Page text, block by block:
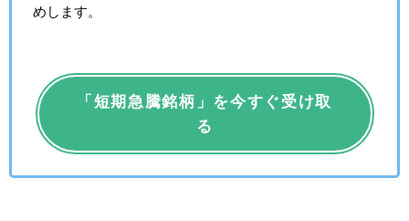
めします。
「短期急騰銘柄」を今すぐ受け取
る